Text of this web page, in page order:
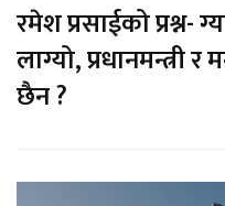
रमेश प्रसाईको
लाग्यो, प्रधानमन्त्री
छैन ?